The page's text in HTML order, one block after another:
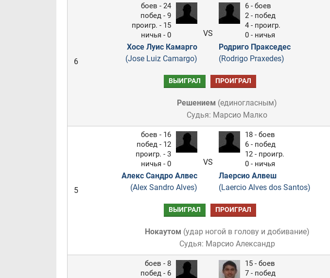
6
боев - 24
побед - 9
проигр. - 15
ничья - 0
Хосе Луис Камарго
(Jose Luiz Camargo)
VS
6 - боев
2 - побед
4 - проигр.
0 - ничья
Родриго Пракседес
(Rodrigo Praxedes)
ВЫИГРАЛ ПРОИГРАЛ
Решением (единогласным)
Судья: Марсио Малко
5
боев - 16
побед - 12
проигр. - 3
ничья - 0
Алекс Сандро Алвес
(Alex Sandro Alves)
VS
18 - боев
6 - побед
12 - проигр.
0 - ничья
Лаерсио Алвеш
(Laercio Alves dos Santos)
ВЫИГРАЛ ПРОИГРАЛ
Нокаутом (удар ногой в голову и добивание)
Судья: Марсио Александр
боев - 8
побед - 6
15 - боев
7 - побед